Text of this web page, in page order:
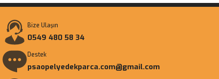
Bize Ulaşın
0549 480 58 34
Destek
psaopelyedekparca.com@gmail.com